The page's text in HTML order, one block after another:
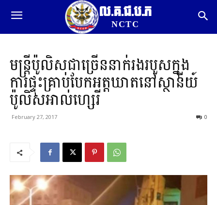
ល.គ.ជ.ប.ភ
NCTC
មន្ត្រីប៉ូលិសជាច្រើននាក់រងរបួសក្នុង
ការផ្ទុះគ្រាប់បែកអត្តឃាតនៅស្ថានីយ៍
ប៉ូលិសអាល់ហ្សេរី
February 27, 2017 0